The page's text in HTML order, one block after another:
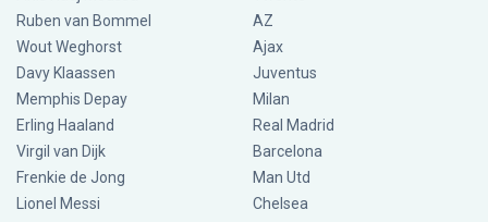
Ruben van Bommel
Wout Weghorst
Davy Klaassen
Memphis Depay
Erling Haaland
Virgil van Dijk
Frenkie de Jong
Lionel Messi
AZ
Ajax
Juventus
Milan
Real Madrid
Barcelona
Man Utd
Chelsea